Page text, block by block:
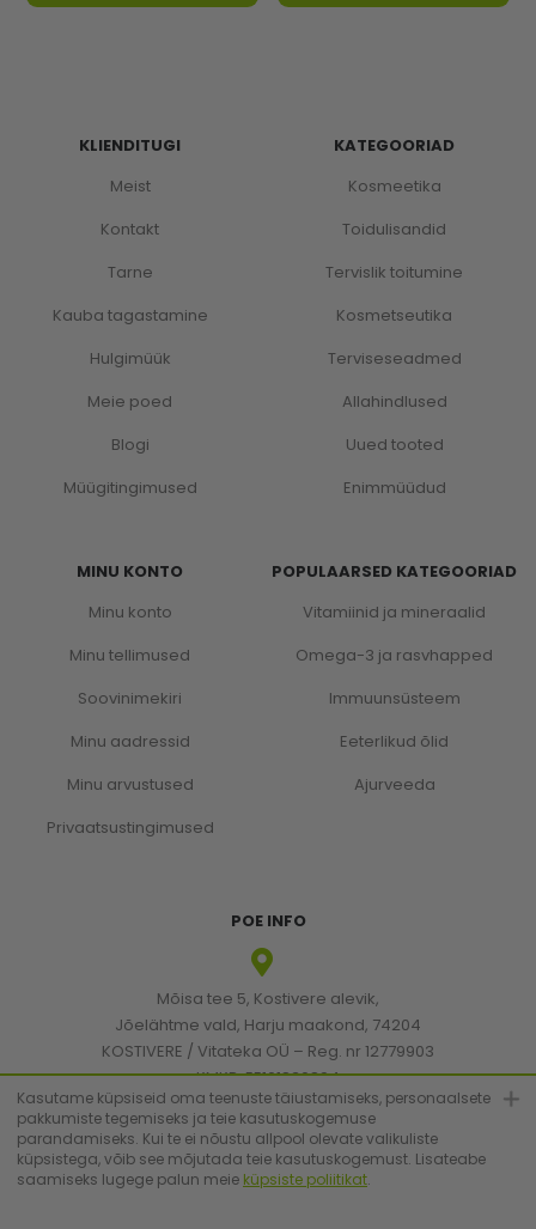
KLIENDITUGI
Meist
Kontakt
Tarne
Kauba tagastamine
Hulgimüük
Meie poed
Blogi
Müügitingimused
MINU KONTO
Minu konto
Minu tellimused
Soovinimekiri
Minu aadressid
Minu arvustused
Privaatsustingimused
KATEGOORIAD
Kosmeetika
Toidulisandid
Tervislik toitumine
Kosmetseutika
Terviseseadmed
Allahindlused
Uued tooted
Enimmüüdud
POPULAARSED KATEGOORIAD
Vitamiinid ja mineraalid
Omega-3 ja rasvhapped
Immuunsüsteem
Eeterlikud õlid
Ajurveeda
POE INFO
Mõisa tee 5, Kostivere alevik,
Jõelähtme vald, Harju maakond, 74204
KOSTIVERE / Vitateka OÜ – Reg. nr 12779903
KMKR: EE101830894
[email protected]
Kasutame küpsiseid oma teenuste täiustamiseks, personaalsete
pakkumiste tegemiseks ja teie kasutuskogemuse
parandamiseks. Kui te ei nõustu allpool olevate valikuliste
küpsistega, võib see mõjutada teie kasutuskogemust. Lisateabe
saamiseks lugege palun meie küpsiste poliitikat.